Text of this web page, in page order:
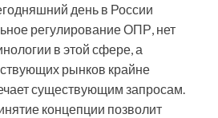
день в России
регулирование ОПР, нет
в этой сфере, а
рынков крайне
существующим запросам.
концепции позволит